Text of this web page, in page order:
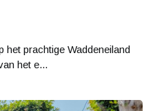
prachtige Waddeneiland
het e...